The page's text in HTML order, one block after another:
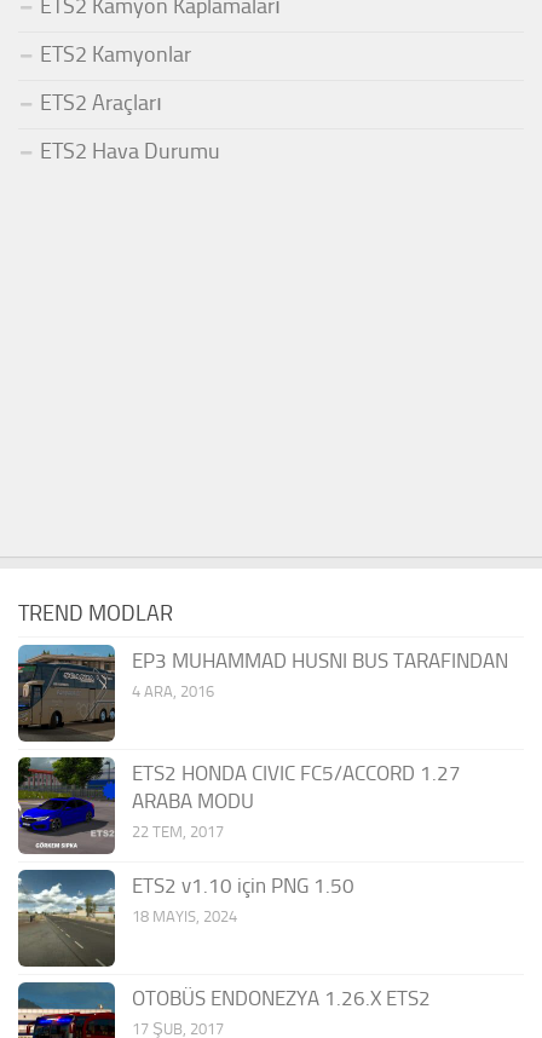
ETS2 Kamyon Kaplamaları
ETS2 Kamyonlar
ETS2 Araçları
ETS2 Hava Durumu
TREND MODLAR
EP3 MUHAMMAD HUSNI BUS TARAFINDAN
4 ARA, 2016
ETS2 HONDA CIVIC FC5/ACCORD 1.27
ARABA MODU
22 TEM, 2017
ETS2 v1.10 için PNG 1.50
18 MAYIS, 2024
OTOBÜS ENDONEZYA 1.26.X ETS2
17 ŞUB, 2017